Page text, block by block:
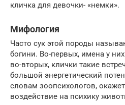
кличка для девочки- «немки».
Мифология
Часто сук этой породы
богини. Во-первых, имена у
во-вторых, клички такие
большой энергетический
словам зоопсихологов,
воздействие на психику